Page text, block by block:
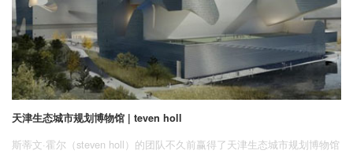
天津生态城市规划博物馆 | teven holl
斯蒂文·霍尔（steven holl）的团队不久前赢得了天津生态城市规划博物馆